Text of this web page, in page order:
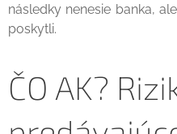
následky nenesie banka,
poskytli.
ČO AK?